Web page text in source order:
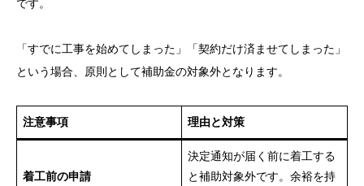
です。
「すでに工事を始めてしまった」「契約だけ済ませてしまった」
という場合、原則として補助金の対象外となります。
注意事項 理由と対策
着工前の申請
決定通知が届く前に着工する
と補助対象外です。余裕を持